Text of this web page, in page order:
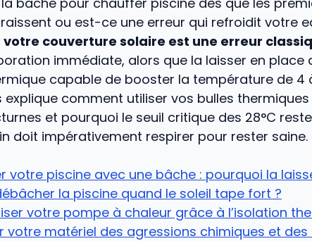
ou est-ce une erreur qui refroidit votre
couverture solaire est une erreur
immédiate, alors que la laisser en
capable de booster la température de 4
explique comment utiliser vos bulles
et pourquoi le seuil critique des 28°C
doit impérativement respirer pour rester saine.
votre piscine avec une bâche : pourquoi la
la piscine quand le soleil tape fort ?
votre pompe à chaleur grâce à l’isolation
votre matériel des agressions chimiques et des